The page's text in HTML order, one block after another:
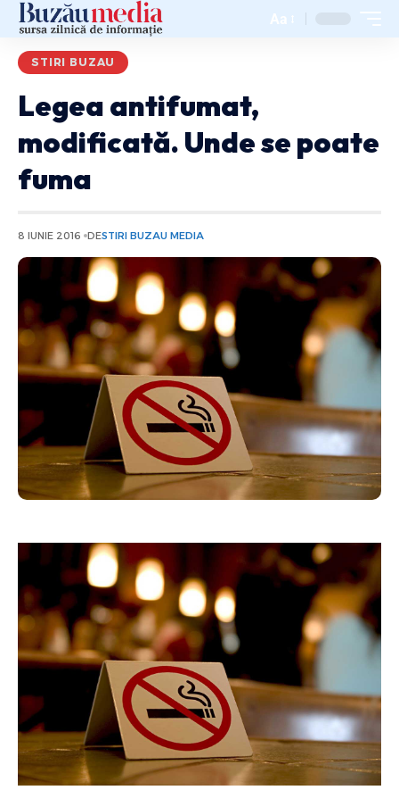
Aa
STIRI BUZAU
Legea antifumat,
modificată. Unde se poate
fuma
8 IUNIE 2016 DESTIRI BUZAU MEDIA